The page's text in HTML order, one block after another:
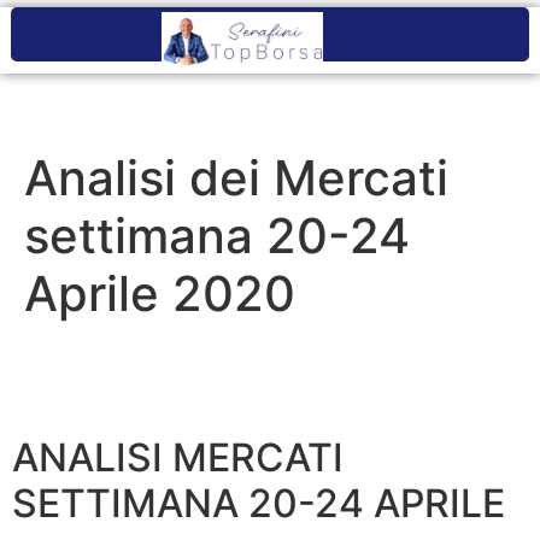
Analisi dei Mercati
settimana 20-24
Aprile 2020
ANALISI MERCATI
SETTIMANA 20-24 APRILE